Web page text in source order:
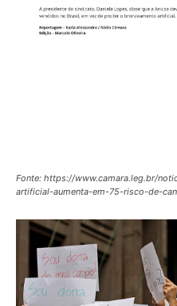
Fonte: https://www.camara.leg.br/
artificial-aumenta-em-75-risco-de-